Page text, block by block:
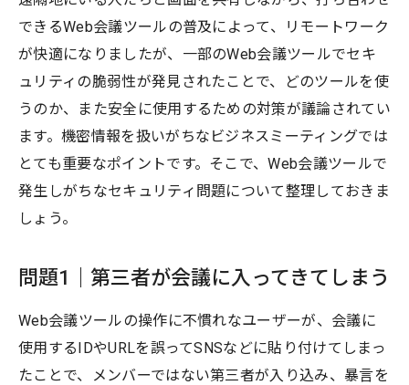
できるWeb会議ツールの普及によって、リモートワーク
が快適になりましたが、一部のWeb会議ツールでセキ
ュリティの脆弱性が発見されたことで、どのツールを使
うのか、また安全に使用するための対策が議論されてい
ます。機密情報を扱いがちなビジネスミーティングでは
とても重要なポイントです。そこで、Web会議ツールで
発生しがちなセキュリティ問題について整理しておきま
しょう。
問題1｜第三者が会議に入ってきてしまう
Web会議ツールの操作に不慣れなユーザーが、会議に
使用するIDやURLを誤ってSNSなどに貼り付けてしまっ
たことで、メンバーではない第三者が入り込み、暴言を